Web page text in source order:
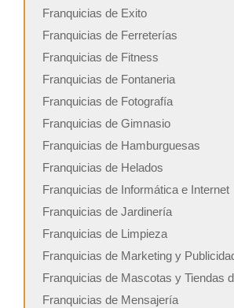
Franquicias de Exito
Franquicias de Ferreterías
Franquicias de Fitness
Franquicias de Fontaneria
Franquicias de Fotografía
Franquicias de Gimnasio
Franquicias de Hamburguesas
Franquicias de Helados
Franquicias de Informática e Internet
Franquicias de Jardinería
Franquicias de Limpieza
Franquicias de Marketing y
Franquicias de Mascotas y Tiendas
Franquicias de Mensajería